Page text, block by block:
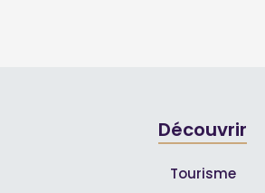
Découvrir
Tourisme